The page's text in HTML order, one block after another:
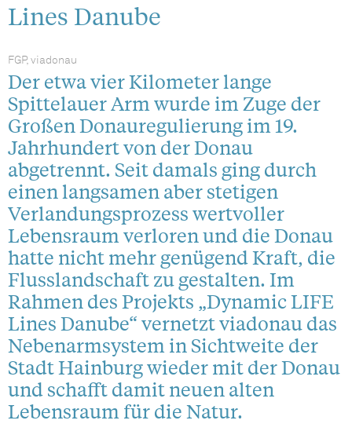
Lines Danube
FGP, viadonau
Der etwa vier Kilometer lange
Spittelauer Arm wurde im Zuge der
Großen Donauregulierung im 19.
Jahrhundert von der Donau
abgetrennt. Seit damals ging durch
einen langsamen aber stetigen
Verlandungsprozess wertvoller
Lebensraum verloren und die Donau
hatte nicht mehr genügend Kraft, die
Flusslandschaft zu gestalten. Im
Rahmen des Projekts „Dynamic LIFE
Lines Danube“ vernetzt viadonau das
Nebenarmsystem in Sichtweite der
Stadt Hainburg wieder mit der Donau
und schafft damit neuen alten
Lebensraum für die Natur.